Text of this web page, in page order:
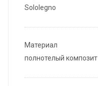
Sololegno
Материал
полнотелый композит